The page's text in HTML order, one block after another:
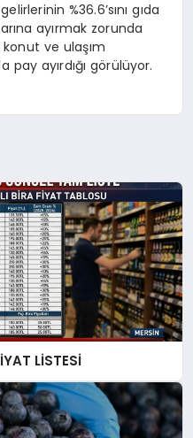
%36.6’sını gıda
ayırmak zorunda
ve ulaşım
ayırdığı görülüyor.
LİSTESİ